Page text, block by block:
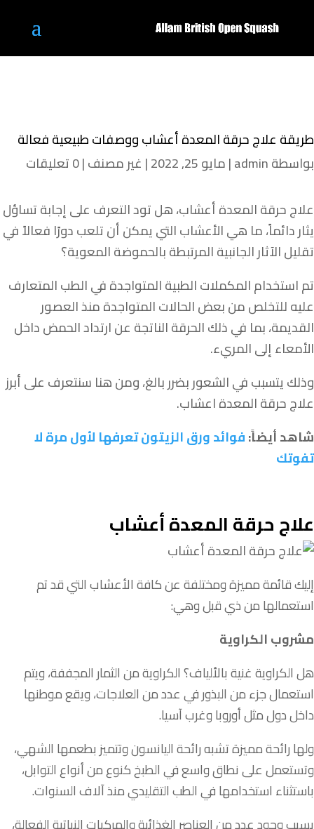
طريقة علاج حرقة المعدة أعشاب ووصفات طبيعية فعالة
بواسطةadmin
|مايو 25, 2022 | غير مصنف|0 تعليقات
علاج حرقة المعدة أعشاب، هل تود التعرف على إجابة تساؤل
يثار دائماً، ما هي الأعشاب التي يمكن أن تلعب دورًا فعالاً في
تقليل الآثار الجانبية المرتبطة بالحموضة المعوية؟
تم استخدام المكملات الطبية المتواجدة في الطب المتعارف
عليه للتخلص من بعض الحالات المتواجدة منذ العصور
القديمة، بما في ذلك الحرقة الناتجة عن ارتداد الحمض داخل
الأمعاء إلى المريء.
وذلك يتسبب في الشعور بضرر بالغ، ومن هنا سنتعرف على أبرز
علاج حرقة المعدة اعشاب.
شاهد أيضاً:فوائد ورق الزيتون تعرفها لأول مرة لا
تفوتك
علاج حرقة المعدة أعشاب
إليك قائمة مميزة ومختلفة عن كافة الأعشاب التي قد تم
استعمالها من ذي قبل وهي:
مشروب الكراوية
هل الكراوية غنية بالألياف؟ الكراوية من الثمار المجففة، ويتم
استعمال جزء من البذور في عدد من العلاجات، ويقع موطنها
داخل دول مثل أوروبا وغرب آسيا.
ولها رائحة مميزة تشبه رائحة اليانسون وتتميز بطعمها الشهي،
وتستعمل على نطاق واسع في الطبخ كنوع من أنواع التوابل،
باستثناء استخدامها في الطب التقليدي منذ آلاف السنوات.